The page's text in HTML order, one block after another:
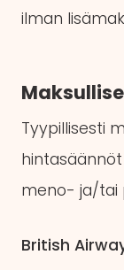
ilman
Tyypillisesti
meno- ja/tai
British